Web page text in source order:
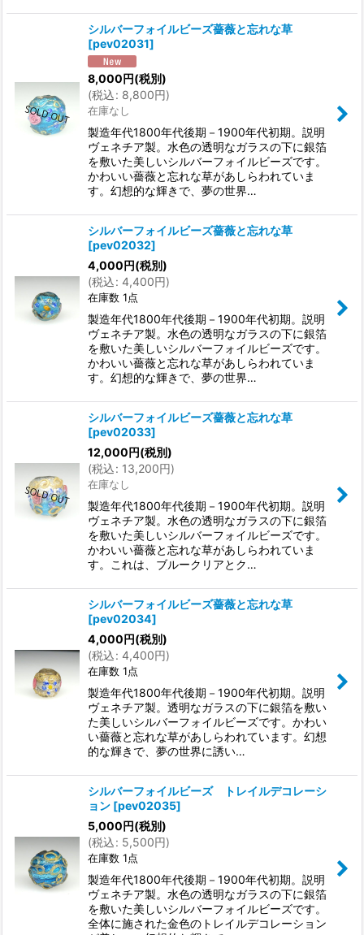
シルバーフォイルビーズ薔薇と忘れな草
[pev02031]
8,000円(税別)
(税込: 8,800円)
在庫なし
製造年代1800年代後期－1900年代初期。説明
ヴェネチア製。水色の透明なガラスの下に銀箔
を敷いた美しいシルバーフォイルビーズです。
かわいい薔薇と忘れな草があしらわれていま
す。幻想的な輝きで、夢の世界…
シルバーフォイルビーズ薔薇と忘れな草
[pev02032]
4,000円(税別)
(税込: 4,400円)
在庫数 1点
製造年代1800年代後期－1900年代初期。説明
ヴェネチア製。水色の透明なガラスの下に銀箔
を敷いた美しいシルバーフォイルビーズです。
かわいい薔薇と忘れな草があしらわれていま
す。幻想的な輝きで、夢の世界…
シルバーフォイルビーズ薔薇と忘れな草
[pev02033]
12,000円(税別)
(税込: 13,200円)
在庫なし
製造年代1800年代後期－1900年代初期。説明
ヴェネチア製。水色の透明なガラスの下に銀箔
を敷いた美しいシルバーフォイルビーズです。
かわいい薔薇と忘れな草があしらわれていま
す。これは、ブルークリアとク…
シルバーフォイルビーズ薔薇と忘れな草
[pev02034]
4,000円(税別)
(税込: 4,400円)
在庫数 1点
製造年代1800年代後期－1900年代初期。説明
ヴェネチア製。透明なガラスの下に銀箔を敷い
た美しいシルバーフォイルビーズです。かわい
い薔薇と忘れな草があしらわれています。幻想
的な輝きで、夢の世界に誘い…
シルバーフォイルビーズ トレイルデコレーシ
ョン [pev02035]
5,000円(税別)
(税込: 5,500円)
在庫数 1点
製造年代1800年代後期－1900年代初期。説明
ヴェネチア製。水色の透明なガラスの下に銀箔
を敷いた美しいシルバーフォイルビーズです。
全体に施された金色のトレイルデコレーション